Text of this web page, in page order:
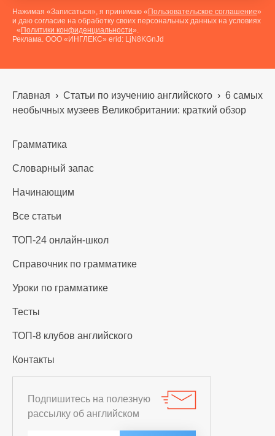
Нажимая «Записаться», я принимаю « Пользовательское соглашение»
и даю согласие на обработку своих персональных данных на условиях
« Политики конфиденциальности».
Реклама. ООО «ИНГЛЕКС» erid: LjN8KGnJd
Главная › Статьи по изучению английского › 6 самых
необычных музеев Великобритании: краткий обзор
Грамматика
Словарный запас
Начинающим
Все статьи
ТОП-24 онлайн-школ
Справочник по грамматике
Уроки по грамматике
Тесты
ТОП-8 клубов английского
Контакты
Подпишитесь на полезную
рассылку об английском